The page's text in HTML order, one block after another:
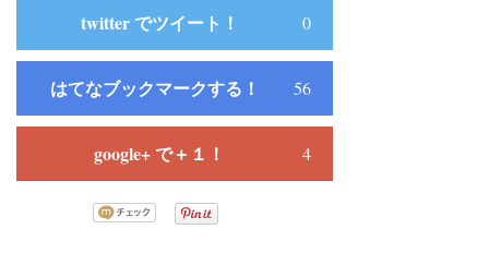
twitter でツイート！ 0
はてなブックマークする！ 56
google+ で＋１！ 4